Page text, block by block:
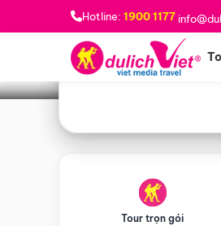
Hotline: 1900 1177
Bạn muốn đi đâu? *
Tour trọn gói